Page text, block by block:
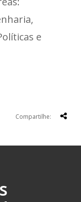
e
Compartilhe: